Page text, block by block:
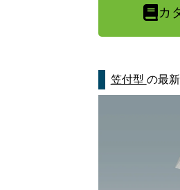
カ
笠付型 の最